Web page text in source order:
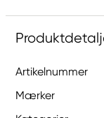
Artikelnummer
Mærker